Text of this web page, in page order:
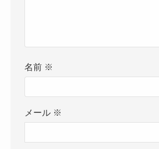
名前 ※
メール ※